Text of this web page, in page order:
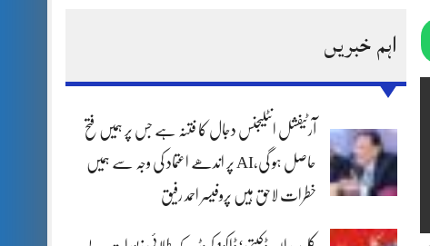
اہم خبریں
آرٹیفشل انٹلیجنس دجال کا فتنہ ہے جس پر ہمیں فتح
حاصل ہو گی،AI پر اندھے اعتماد کی وجہ سے ہمیں
خطرات لاحق ہیں پروفیسر احمد رفیق